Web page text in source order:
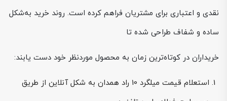
نقدی و اعتباری برای مشتریان فراهم کرده است. روند خرید به‌شکل
ساده و شفاف طراحی شده تا
خریداران در کوتاه‌ترین زمان به محصول موردنظر خود دست یابند:
استعلام قیمت میلگرد 10 راد همدان به شکل آنلاین از طریق